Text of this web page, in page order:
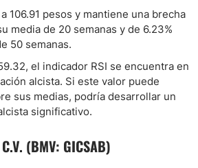
106.91 pesos y mantiene una brecha
media de 20 semanas y de 6.23%
50 semanas.
el indicador RSI se encuentra en
alcista. Si este valor puede
sus medias, podría desarrollar un
significativo.
(BMV: GICSAB)